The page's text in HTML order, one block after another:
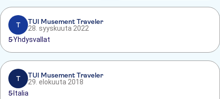
T
TUI Musement Traveler
28. syyskuuta 2022
5Yhdysvallat
T
TUI Musement Traveler
29. elokuuta 2018
5 Italia